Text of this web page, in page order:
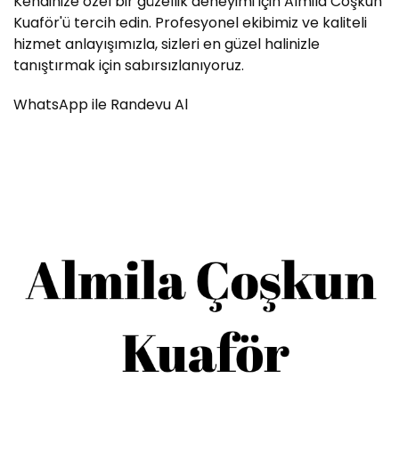
Kuaför'ü tercih edin. Profesyonel ekibimiz ve kaliteli
hizmet anlayışımızla, sizleri en güzel halinizle
tanıştırmak için sabırsızlanıyoruz.
WhatsApp ile Randevu Al